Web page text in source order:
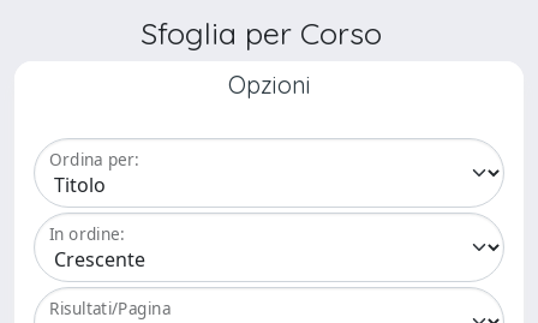
Sfoglia per Corso
Opzioni
Ordina per:
In ordine:
Risultati/Pagina